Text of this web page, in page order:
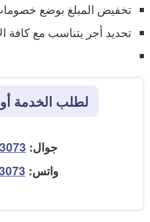
تخفيض المبلغ بوضع
تحديد أجر يتناسب مع كافة
لطلب الخدمة
جوال:
واتس: